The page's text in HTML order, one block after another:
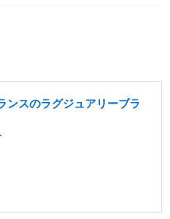
ンスのラグジュアリーブラ